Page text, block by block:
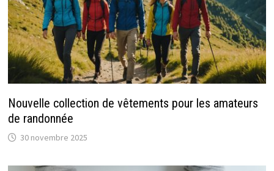
Nouvelle collection de vêtements pour les amateurs
de randonnée
30 novembre 2025